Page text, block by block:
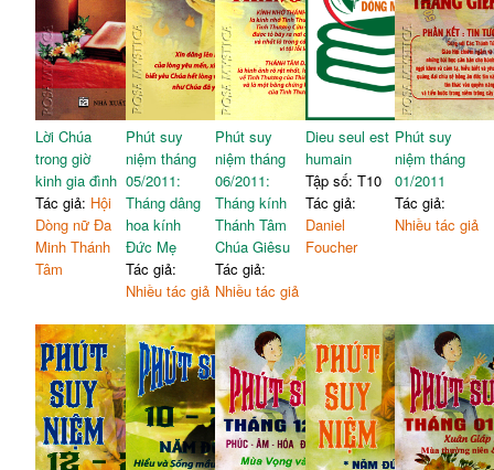
Lời Chúa
trong giờ
kinh gia đình
Tác giả: Hội
Dòng nữ Đa
Minh Thánh
Tâm
Phút suy
niệm tháng
05/2011:
Tháng dâng
hoa kính
Đức Mẹ
Tác giả:
Nhiều tác giả
Phút suy
niệm tháng
06/2011:
Tháng kính
Thánh Tâm
Chúa Giêsu
Tác giả:
Nhiều tác giả
Dieu seul est
humain
Tập số: T10
Tác giả:
Daniel
Foucher
Phút suy
niệm tháng
01/2011
Tác giả:
Nhiều tác giả